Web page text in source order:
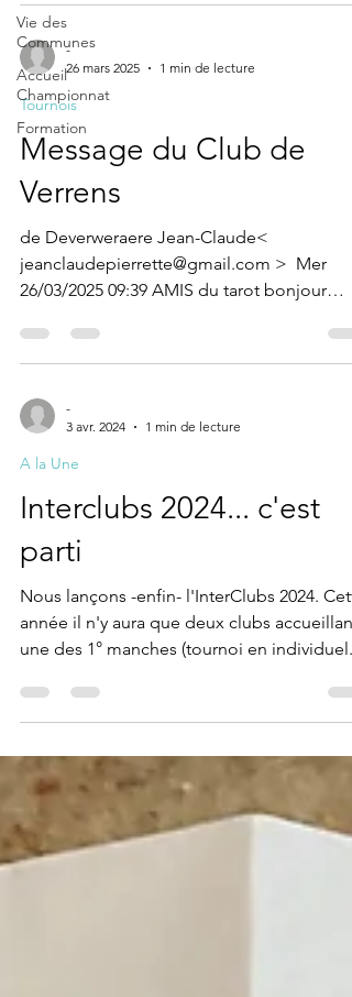
Vie des
Communes
Accueil
Championnat
Formation
-
26 mars 2025
1 min de lecture
Tournois
Message du Club de
Verrens
de Deverweraere Jean-Claude<
jeanclaudepierrette@gmail.com > ​ Mer
26/03/2025 09:39 AMIS du tarot bonjour
-
3 avr. 2024
1 min de lecture
A la Une
Interclubs 2024... c'est
parti
Nous lançons -enfin- l'InterClubs 2024.
année il n'y aura que deux clubs accueillant
une des 1° manches (tournoi en individuel...